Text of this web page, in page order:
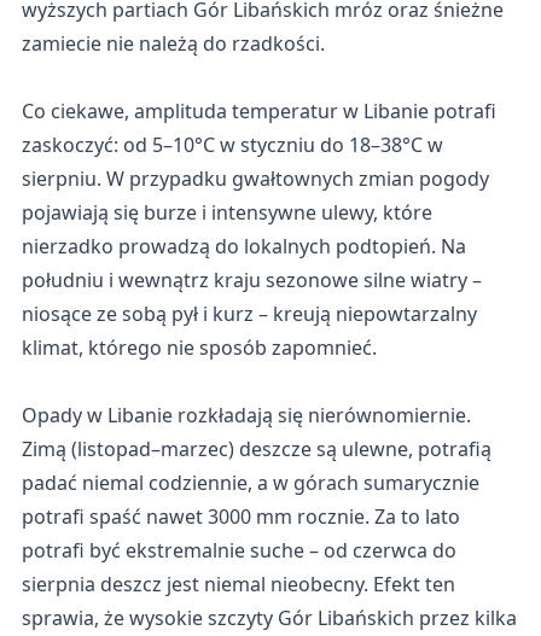
wyższych partiach Gór Libańskich mróz oraz śnieżne
zamiecie nie należą do rzadkości.
Co ciekawe, amplituda temperatur w Libanie potrafi
zaskoczyć: od 5–10°C w styczniu do 18–38°C w
sierpniu. W przypadku gwałtownych zmian pogody
pojawiają się burze i intensywne ulewy, które
nierzadko prowadzą do lokalnych podtopień. Na
południu i wewnątrz kraju sezonowe silne wiatry –
niosące ze sobą pył i kurz – kreują niepowtarzalny
klimat, którego nie sposób zapomnieć.
Opady w Libanie rozkładają się nierównomiernie.
Zimą (listopad–marzec) deszcze są ulewne, potrafią
padać niemal codziennie, a w górach sumarycznie
potrafi spaść nawet 3000 mm rocznie. Za to lato
potrafi być ekstremalnie suche – od czerwca do
sierpnia deszcz jest niemal nieobecny. Efekt ten
sprawia, że wysokie szczyty Gór Libańskich przez kilka